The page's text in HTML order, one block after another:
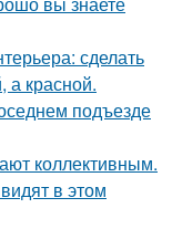
сделать
а красной.
подъезде
коллективным.
в этом